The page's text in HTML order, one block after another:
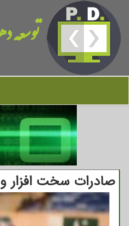
صادرات سخت افزار و